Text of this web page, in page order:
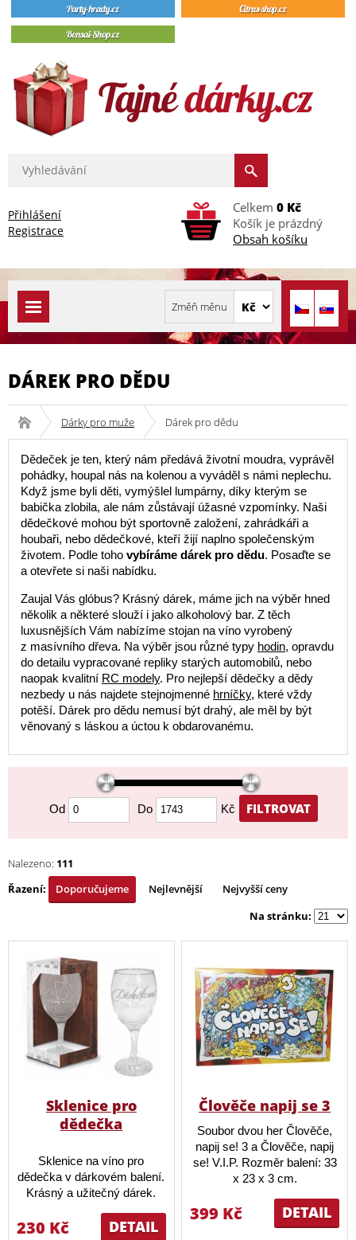
Přihlášení
Registrace
Celkem 0 Kč
Košík je prázdný
Obsah košíku
DÁREK PRO DĚDU
Dárky pro muže Dárek pro dědu
Dědeček je ten, který nám předává životní moudra, vyprávěl
pohádky, houpal nás na kolenou a vyváděl s námi neplechu.
Když jsme byli děti, vymýšlel lumpárny, díky kterým se
babička zlobila, ale nám zůstávají úžasné vzpomínky. Naši
dědečkové mohou být sportovně založení, zahrádkáři a
houbaři, nebo dědečkové, kteří žijí naplno společenským
životem. Podle toho vybíráme dárek pro dědu. Posaďte se
a otevřete si naši nabídku.
Zaujal Vás glóbus? Krásný dárek, máme jich na výběr hned
několik a některé slouží i jako alkoholový bar. Z těch
luxusnějších Vám nabízíme stojan na víno vyrobený
z masívního dřeva. Na výběr jsou různé typy hodin, opravdu
do detailu vypracované repliky starých automobilů, nebo
naopak kvalitní RC modely. Pro nejlepší dědečky a dědy
nezbedy u nás najdete stejnojmenné hrníčky, které vždy
potěší. Dárek pro dědu nemusí být drahý, ale měl by být
věnovaný s láskou a úctou k obdarovanému.
Od Do Kč FILTROVAT
Nalezeno: 111
Řazení:
Doporučujeme Nejlevnější
Nejvyšší ceny
Na stránku:
Sklenice pro
dědečka
Sklenice na víno pro
dědečka v dárkovém balení.
Krásný a užitečný dárek.
DETAIL
230 Kč
Člověče napij se 3
Soubor dvou her Člověče,
napij se! 3 a Člověče, napij
se! V.I.P. Rozměr balení: 33
x 23 x 3 cm.
DETAIL
399 Kč